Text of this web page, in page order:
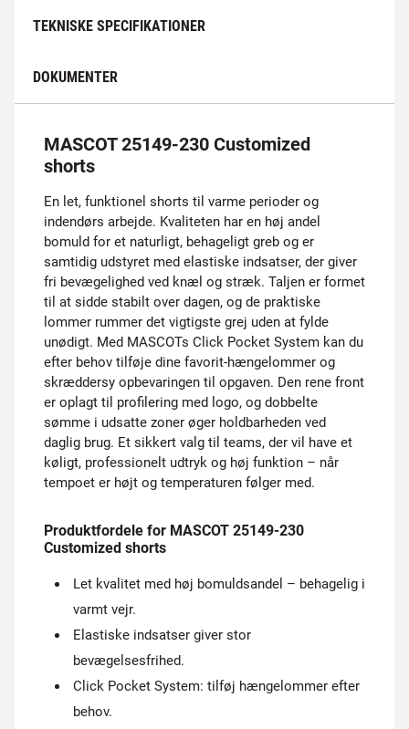
TEKNISKE SPECIFIKATIONER
DOKUMENTER
MASCOT 25149-230 Customized
shorts
En let, funktionel shorts til varme perioder og
indendørs arbejde. Kvaliteten har en høj andel
bomuld for et naturligt, behageligt greb og er
samtidig udstyret med elastiske indsatser, der giver
fri bevægelighed ved knæl og stræk. Taljen er formet
til at sidde stabilt over dagen, og de praktiske
lommer rummer det vigtigste grej uden at fylde
unødigt. Med MASCOTs Click Pocket System kan du
efter behov tilføje dine favorit-hængelommer og
skræddersy opbevaringen til opgaven. Den rene front
er oplagt til profilering med logo, og dobbelte
sømme i udsatte zoner øger holdbarheden ved
daglig brug. Et sikkert valg til teams, der vil have et
køligt, professionelt udtryk og høj funktion – når
tempoet er højt og temperaturen følger med.
Produktfordele for MASCOT 25149-230
Customized shorts
Let kvalitet med høj bomuldsandel – behagelig i
varmt vejr.
Elastiske indsatser giver stor
bevægelsesfrihed.
Click Pocket System: tilføj hængelommer efter
behov.